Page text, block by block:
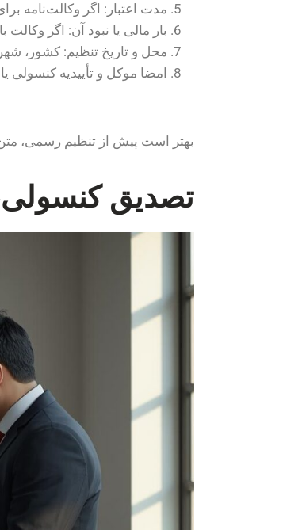
مدت اعتبار: اگر وکالت‌نامه
بار مالی یا نبود آن: اگر
محل و تاریخ تنظیم: کشور،
امضا موکل و تأییدیه کنسولی
بهتر است پیش از تنظیم رسمی،
تصدیق